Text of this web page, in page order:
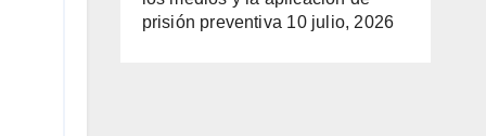
prisión preventiva 10 julio, 2026